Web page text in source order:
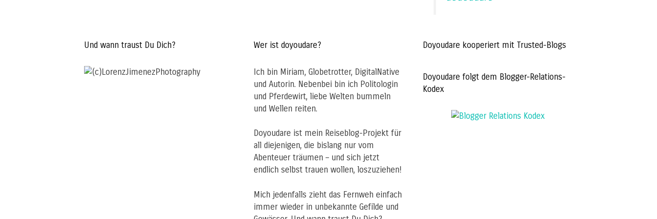
Und wann traust Du Dich? Wer ist doyoudare?
Ich bin Miriam, Globetrotter, DigitalNative
und Autorin. Nebenbei bin ich Politologin
und Pferdewirt, liebe Welten bummeln
und Wellen reiten.
Doyoudare ist mein Reiseblog-Projekt für
all diejenigen, die bislang nur vom
Abenteuer träumen – und sich jetzt
endlich selbst trauen wollen, loszuziehen!
Mich jedenfalls zieht das Fernweh einfach
immer wieder in unbekannte Gefilde und
Doyoudare kooperiert mit Trusted-Blogs
Doyoudare folgt dem Blogger-Relations-
Kodex